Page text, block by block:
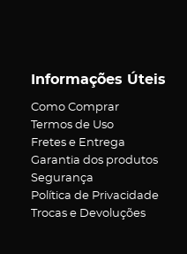
Informações Úteis
Como Comprar
Termos de Uso
Fretes e Entrega
Garantia dos produtos
Segurança
Política de Privacidade
Trocas e Devoluções